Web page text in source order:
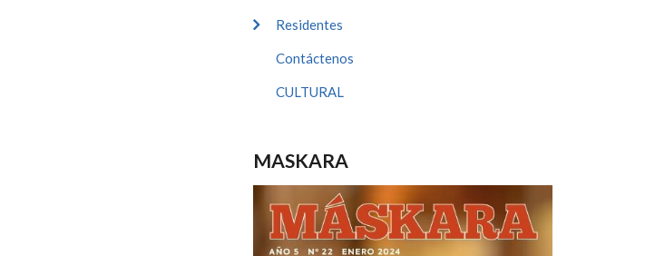
Residentes
Contáctenos
CULTURAL
MASKARA